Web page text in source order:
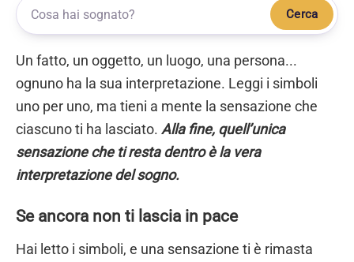
Cerca
Un fatto, un oggetto, un luogo, una persona...
ognuno ha la sua interpretazione. Leggi i simboli
uno per uno, ma tieni a mente la sensazione che
ciascuno ti ha lasciato. Alla fine, quell’unica
sensazione che ti resta dentro è la vera
interpretazione del sogno.
Se ancora non ti lascia in pace
Hai letto i simboli, e una sensazione ti è rimasta